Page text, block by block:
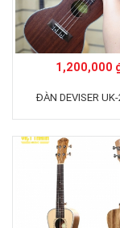
1,200,000
ĐÀN DEVISER